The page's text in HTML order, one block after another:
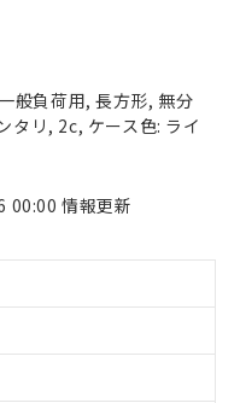
般負荷用, 長方形, 無分
タリ, 2c, ケース色: ライ
00:00 情報更新